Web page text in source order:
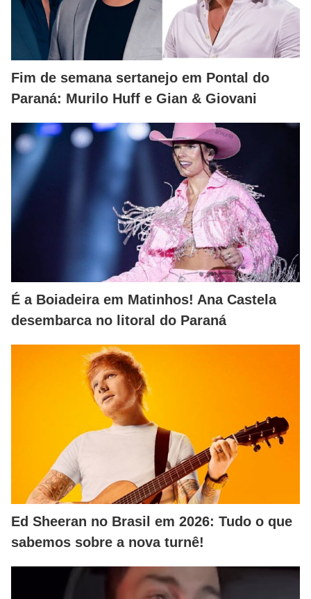
Fim de semana sertanejo em Pontal do
Paraná: Murilo Huff e Gian & Giovani
É a Boiadeira em Matinhos! Ana Castela
desembarca no litoral do Paraná
Ed Sheeran no Brasil em 2026: Tudo o que
sabemos sobre a nova turnê!